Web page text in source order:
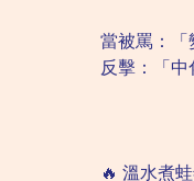
當被罵：「
反擊：「
🔥 溫水煮